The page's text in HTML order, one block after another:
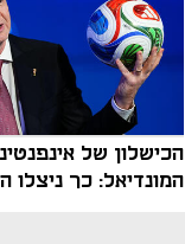
הכישלון של
המונדיאל: כך ניצלו